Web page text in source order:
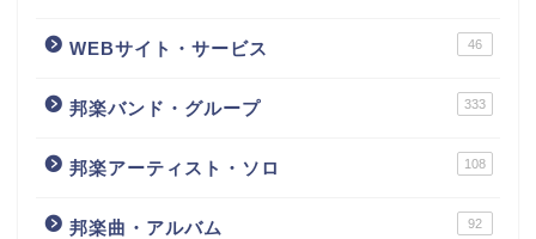
WEBサイト・サービス 46
邦楽バンド・グループ 333
邦楽アーティスト・ソロ 108
邦楽曲・アルバム 92